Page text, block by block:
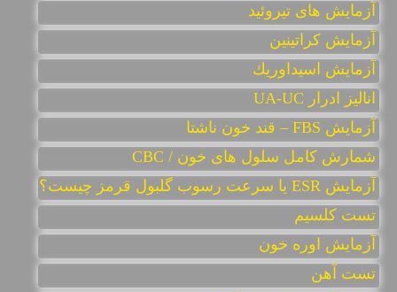
آزمایش های تیروئید
آزمايش كراتينين
آزمايش اسيداوريك
انالیز ادرار UA-UC
آزمایش FBS – قند خون ناشتا
شمارش کامل سلول های خون / CBC
آزمایش ESR یا سرعت رسوب گلبول قرمز چیست؟
تست کلسیم
آزمایش اوره خون
تست آهن